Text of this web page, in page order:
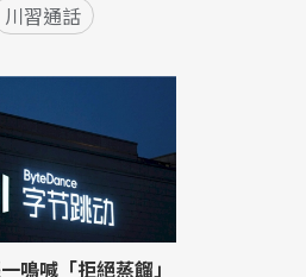
川習通話
鳴喊「拒絕蒸餾」